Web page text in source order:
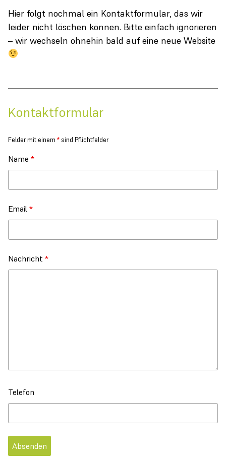
Hier folgt nochmal ein Kontaktformular, das wir
leider nicht löschen können. Bitte einfach ignorieren
– wir wechseln ohnehin bald auf eine neue Website
Kontaktformular
Felder mit einem * sind Pflichtfelder
Name *
Email *
Nachricht *
Telefon